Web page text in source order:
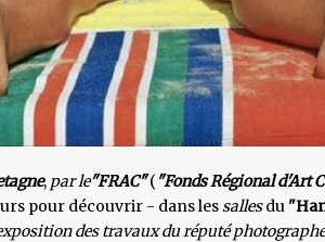
, par le"FRAC" ( "Fonds Régional d'Art
pour découvrir - dans lessallesdu
des travaux du réputé